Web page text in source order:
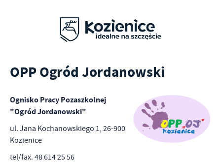
OPP Ogród Jordanowski
Ognisko Pracy Pozaszkolnej
"Ogród Jordanowski"
ul. Jana Kochanowskiego 1, 26-900
Kozienice
tel/fax. 48 614 25 56